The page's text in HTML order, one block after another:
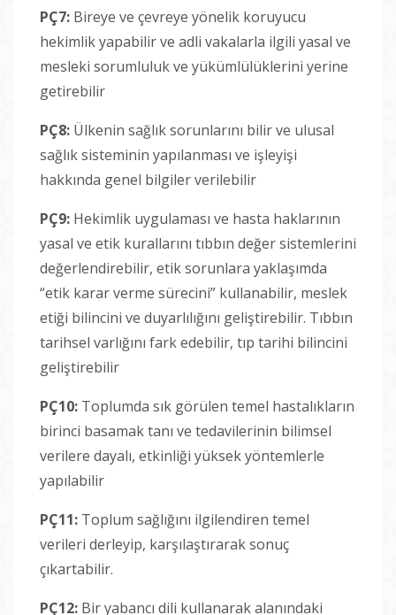
PÇ7: Bireye ve çevreye yönelik koruyucu
hekimlik yapabilir ve adli vakalarla ilgili yasal ve
mesleki sorumluluk ve yükümlülüklerini yerine
getirebilir
PÇ8: Ülkenin sağlık sorunlarını bilir ve ulusal
sağlık sisteminin yapılanması ve işleyişi
hakkında genel bilgiler verilebilir
PÇ9: Hekimlik uygulaması ve hasta haklarının
yasal ve etik kurallarını tıbbın değer sistemlerini
değerlendirebilir, etik sorunlara yaklaşımda
“etik karar verme sürecini” kullanabilir, meslek
etiği bilincini ve duyarlılığını geliştirebilir. Tıbbın
tarihsel varlığını fark edebilir, tıp tarihi bilincini
geliştirebilir
PÇ10: Toplumda sık görülen temel hastalıkların
birinci basamak tanı ve tedavilerinin bilimsel
verilere dayalı, etkinliği yüksek yöntemlerle
yapılabilir
PÇ11: Toplum sağlığını ilgilendiren temel
verileri derleyip, karşılaştırarak sonuç
çıkartabilir.
PÇ12: Bir yabancı dili kullanarak alanındaki